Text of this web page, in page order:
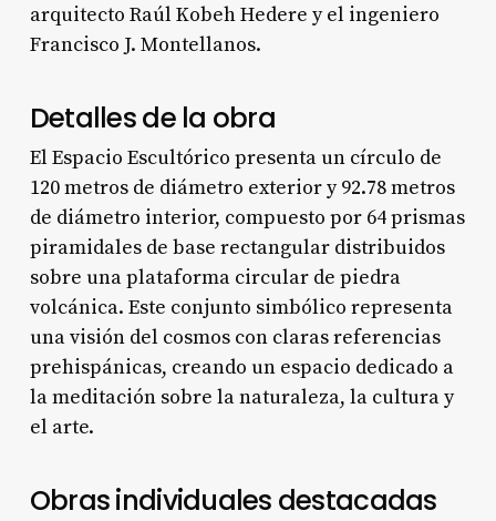
arquitecto Raúl Kobeh Hedere y el ingeniero
Francisco J. Montellanos.
Detalles de la obra
El Espacio Escultórico presenta un círculo de
120 metros de diámetro exterior y 92.78 metros
de diámetro interior, compuesto por 64 prismas
piramidales de base rectangular distribuidos
sobre una plataforma circular de piedra
volcánica. Este conjunto simbólico representa
una visión del cosmos con claras referencias
prehispánicas, creando un espacio dedicado a
la meditación sobre la naturaleza, la cultura y
el arte.
Obras individuales destacadas